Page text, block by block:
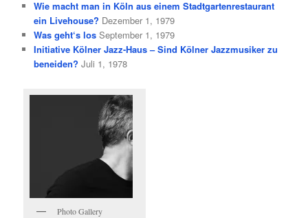
Wie macht man in Köln aus einem Stadtgartenrestaurant
ein Livehouse? Dezember 1, 1979
Was geht‘s los September 1, 1979
Initiative Kölner Jazz-Haus – Sind Kölner Jazzmusiker zu
beneiden? Juli 1, 1978
Photo Gallery